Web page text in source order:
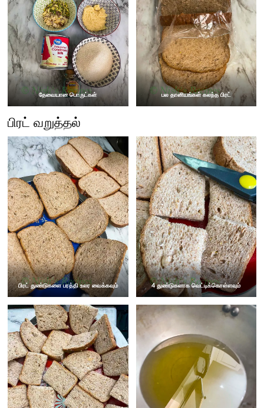
தேவையான பொருட்கள் பல தானியங்கள் கலந்த பிரட்
பிரட் வறுத்தல்
பிரட் துண்டுகளை பரத்தி உலர வைக்கவும் 4 துண்டுகளாக வெட்டிக்கொள்ளவும்